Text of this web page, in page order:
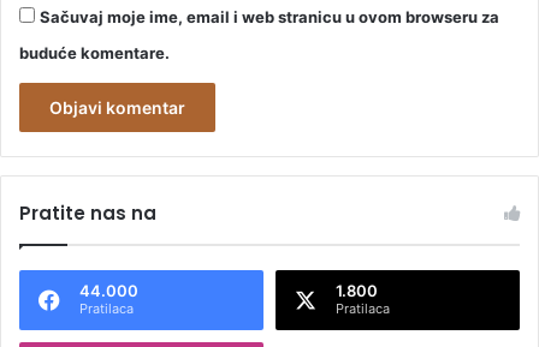
Sačuvaj moje ime, email i web stranicu u ovom browseru za
buduće komentare.
t
n
Pratite nas na
44.000
Pratilaca
1.800
Pratilaca